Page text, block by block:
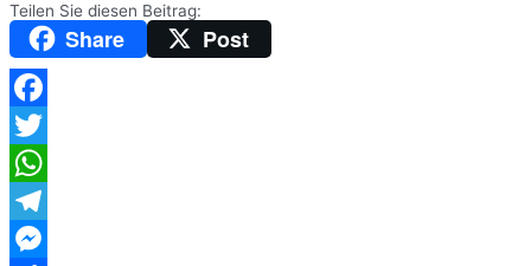
Teilen Sie diesen Beitrag:
Share Post
Facebook
Twitter
WhatsApp
Telegram